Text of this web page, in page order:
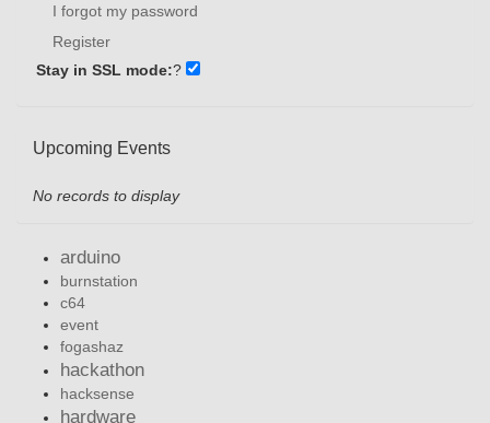
I forgot my password
Register
Stay in SSL mode:?
Upcoming Events
No records to display
arduino
burnstation
c64
event
fogashaz
hackathon
hacksense
hardware